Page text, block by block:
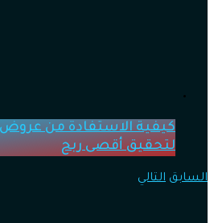
كيفية الاستفادة من
لتحقيق أقصى ربح
السابق التالي